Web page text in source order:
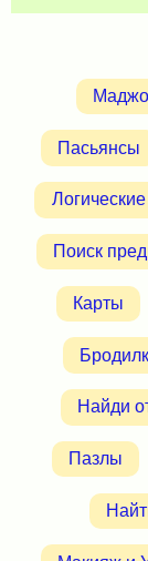
Пасьянсы
Логические
Поиск
Карты
Найди
Пазлы